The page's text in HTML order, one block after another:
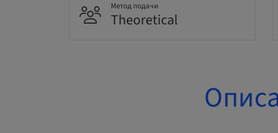
Метод подачи
Theoretical